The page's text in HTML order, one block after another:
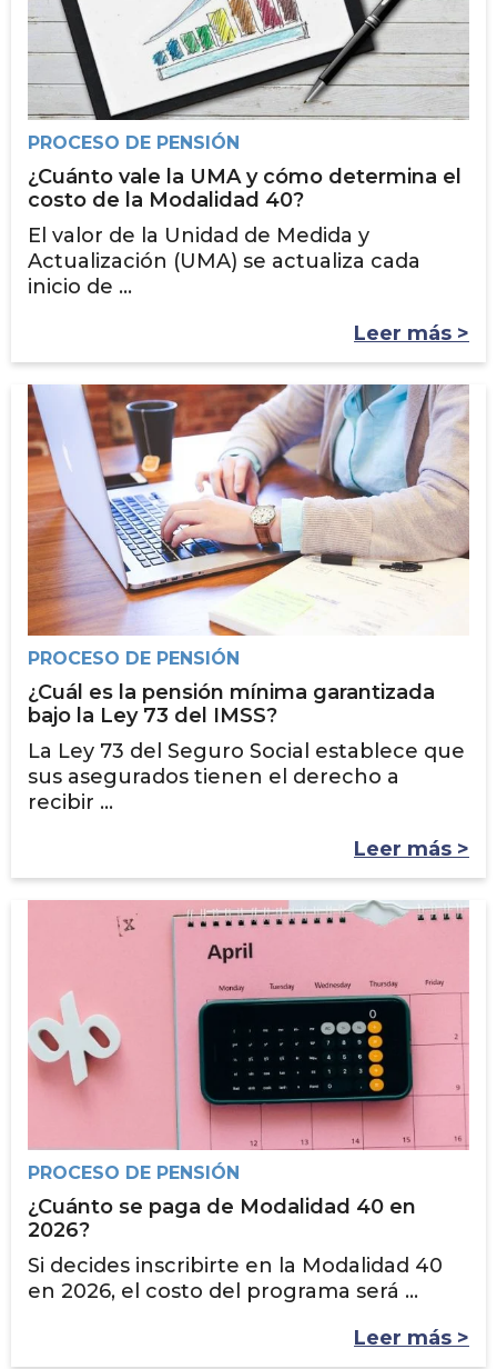
PROCESO DE PENSIÓN
¿Cuánto vale la UMA y cómo determina el
costo de la Modalidad 40?
El valor de la Unidad de Medida y
Actualización (UMA) se actualiza cada
inicio de ...
Leer más >
PROCESO DE PENSIÓN
¿Cuál es la pensión mínima garantizada
bajo la Ley 73 del IMSS?
La Ley 73 del Seguro Social establece que
sus asegurados tienen el derecho a
recibir ...
Leer más >
PROCESO DE PENSIÓN
¿Cuánto se paga de Modalidad 40 en
2026?
Si decides inscribirte en la Modalidad 40
en 2026, el costo del programa será ...
Leer más >